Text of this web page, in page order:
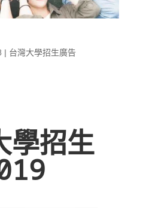
| 台灣大學招生廣告
學招生